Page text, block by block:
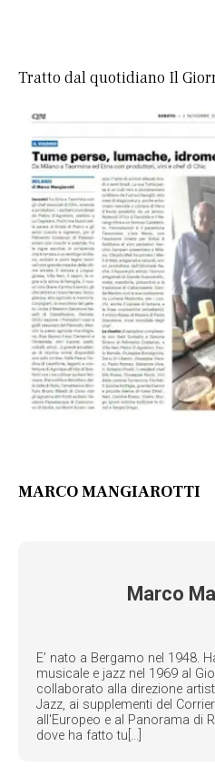
Tratto dal quotidiano Il
MARCO MANGIAROTTI
Marco
E’ nato a Bergamo nel 1948.
musicale e jazz nel 1969 al
collaborato alla direzione
Jazz, ai supplementi del
all'Europeo e al Panorama di
dove ha fatto tu[...]